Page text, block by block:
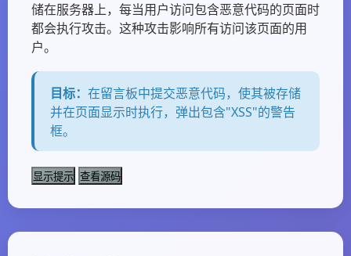
储在服务器上，每当用户访问包含恶意代码的页面时
都会执行攻击。这种攻击影响所有访问该页面的用
户。
目标： 在留言板中提交恶意代码，使其被存储
并在页面显示时执行，弹出包含"XSS"的警告
框。
显示提示 查看源码